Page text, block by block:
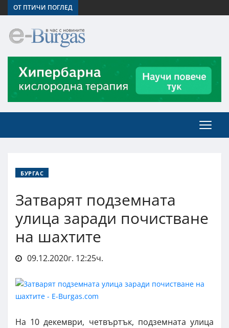
ОТ ПТИЧИ ПОГЛЕД
БУРГАС
Затварят подземната
улица заради почистване
на шахтите
09.12.2020г. 12:25ч.
На 10 декември, четвъртък, подземната улица